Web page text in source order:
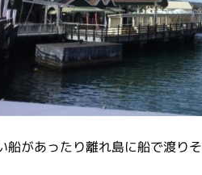
があったり離れ島に船で渡り